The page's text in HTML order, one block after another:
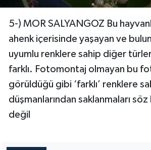
5-) MOR SALYANGOZ Bu
ahenk içerisinde yaşayan ve
uyumlu renklere sahip diğer
farklı. Fotomontaj olmayan bu
görüldüğü gibi ‘farklı’ renklere
düşmanlarından saklanmaları
değil